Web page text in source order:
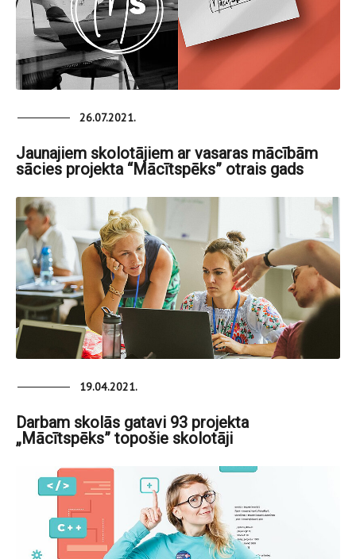
26.07.2021.
Jaunajiem skolotājiem ar vasaras mācībām
sācies projekta “Mācītspēks” otrais gads
19.04.2021.
Darbam skolās gatavi 93 projekta
„Mācītspēks” topošie skolotāji